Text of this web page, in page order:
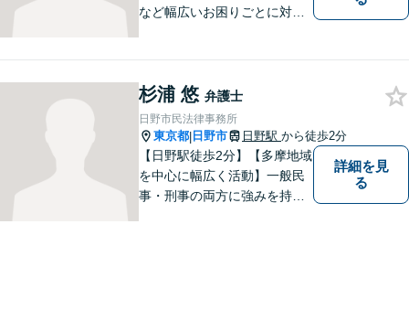
など幅広いお困りごとに対応
とつの問題に真剣に向き合
い、最善の解決を目指しま
す。
杉浦 悠 弁護士
日野市民法律事務所
東京都| 日野市 日野駅 から徒歩2分
【日野駅徒歩2分】【多摩地域
を中心に幅広く活動】一般民
事・刑事の両方に強みを持つ
詳細を見
る